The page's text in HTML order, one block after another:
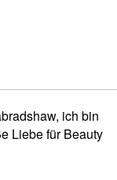
ich bin
Liebe für Beauty